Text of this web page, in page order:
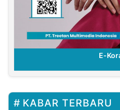
E-
KABAR TERBARU